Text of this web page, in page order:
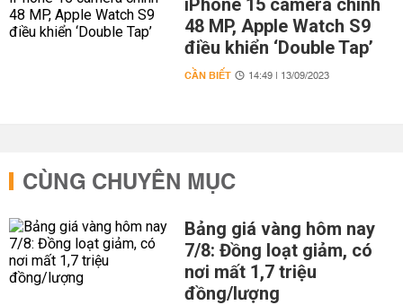
iPhone 15 camera chính
48 MP, Apple Watch S9
điều khiển ‘Double Tap’
CẦN BIẾT 14:49 | 13/09/2023
CÙNG CHUYÊN MỤC
Bảng giá vàng hôm nay
7/8: Đồng loạt giảm, có
nơi mất 1,7 triệu
đồng/lượng